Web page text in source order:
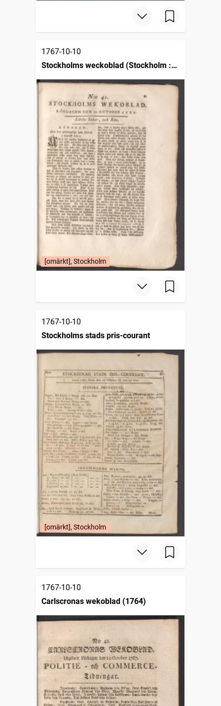
1767-10-10
Stockholms weckoblad (Stockholm :
1745)
[omärkt], Stockholm
1767-10-10
Stockholms stads pris-courant
[omärkt], Stockholm
1767-10-10
Carlscronas wekoblad (1764)